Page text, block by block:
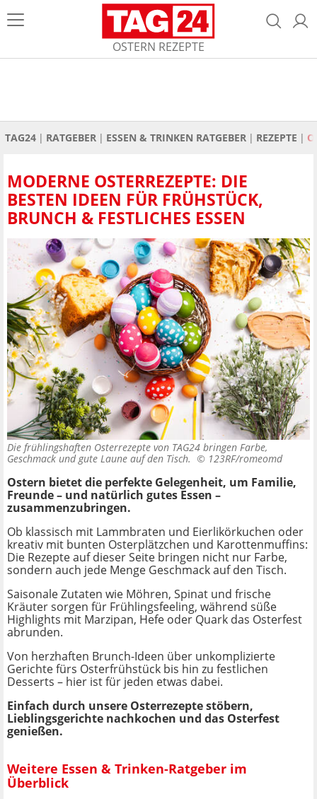
OSTERN REZEPTE
TAG24 RATGEBER ESSEN & TRINKEN RATGEBER REZEPTE
MODERNE OSTERREZEPTE: DIE
BESTEN IDEEN FÜR FRÜHSTÜCK,
BRUNCH & FESTLICHES ESSEN
Die frühlingshaften Osterrezepte von TAG24 bringen Farbe,
Geschmack und gute Laune auf den Tisch. © 123RF/romeomd
Ostern bietet die perfekte Gelegenheit, um Familie,
Freunde – und natürlich gutes Essen –
zusammenzubringen.
Ob klassisch mit Lammbraten und Eierlikörkuchen oder
kreativ mit bunten Osterplätzchen und Karottenmuffins:
Die Rezepte auf dieser Seite bringen nicht nur Farbe,
sondern auch jede Menge Geschmack auf den Tisch.
Saisonale Zutaten wie Möhren, Spinat und frische
Kräuter sorgen für Frühlingsfeeling, während süße
Highlights mit Marzipan, Hefe oder Quark das Osterfest
abrunden.
Von herzhaften Brunch-Ideen über unkomplizierte
Gerichte fürs Osterfrühstück bis hin zu festlichen
Desserts – hier ist für jeden etwas dabei.
Einfach durch unsere Osterrezepte stöbern,
Lieblingsgerichte nachkochen und das Osterfest
genießen.
Weitere Essen & Trinken-Ratgeber im
Überblick